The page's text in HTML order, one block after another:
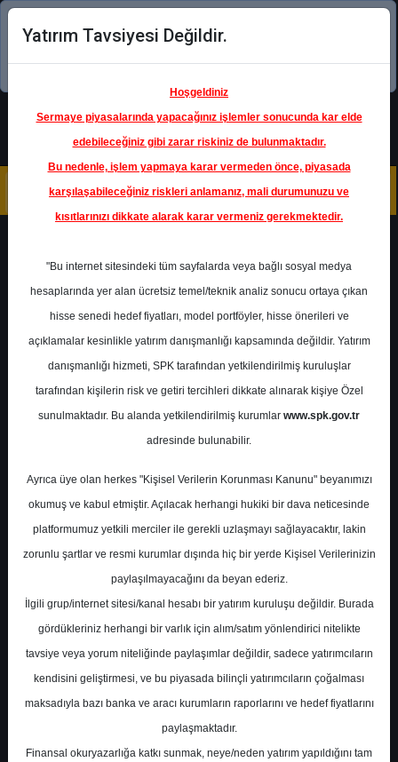
Şimdi uygulamayı indirin!
CCOLA- COCA-COLA İÇECEK
A.Ş.
Hedef Fiyat 95.73 ₺
Getiri
%0.00
0 8
En Yüksek Tahmin
Ortalama Fiyat Tahmini
Ortalama Getiri Potansiyeli
Yatırım Tavsiyesi Değildir.
Hoşgeldiniz
Sermaye piyasalarında yapacağınız işlemler sonucunda kar elde
edebileceğiniz gibi zarar riskiniz de bulunmaktadır.
Bu nedenle, işlem yapmaya karar vermeden önce, piyasada
karşılaşabileceğiniz riskleri anlamanız, mali durumunuzu ve
kısıtlarınızı dikkate alarak karar vermeniz gerekmektedir.
"Bu internet sitesindeki tüm sayfalarda veya bağlı sosyal medya
hesaplarında yer alan ücretsiz temel/teknik analiz sonucu ortaya çıkan
hisse senedi hedef fiyatları, model portföyler, hisse önerileri ve
açıklamalar kesinlikle yatırım danışmanlığı kapsamında değildir. Yatırım
danışmanlığı hizmeti, SPK tarafından yetkilendirilmiş kuruluşlar
tarafından kişilerin risk ve getiri tercihleri dikkate alınarak kişiye Özel
sunulmaktadır. Bu alanda yetkilendirilmiş kurumlar www.spk.gov.tr
adresinde bulunabilir.
Ayrıca üye olan herkes "Kişisel Verilerin Korunması Kanunu" beyanımızı
okumuş ve kabul etmiştir. Açılacak herhangi hukiki bir dava neticesinde
platformumuz yetkili merciler ile gerekli uzlaşmayı sağlayacaktır, lakin
zorunlu şartlar ve resmi kurumlar dışında hiç bir yerde Kişisel Verilerinizin
paylaşılmayacağını da beyan ederiz.
İlgili grup/internet sitesi/kanal hesabı bir yatırım kuruluşu değildir. Burada
gördükleriniz herhangi bir varlık için alım/satım yönlendirici nitelikte
tavsiye veya yorum niteliğinde paylaşımlar değildir, sadece yatırımcıların
kendisini geliştirmesi, ve bu piyasada bilinçli yatırımcıların çoğalması
maksadıyla bazı banka ve aracı kurumların raporlarını ve hedef fiyatlarını
paylaşmaktadır.
Finansal okuryazarlığa katkı sunmak, neye/neden yatırım yapıldığını tam